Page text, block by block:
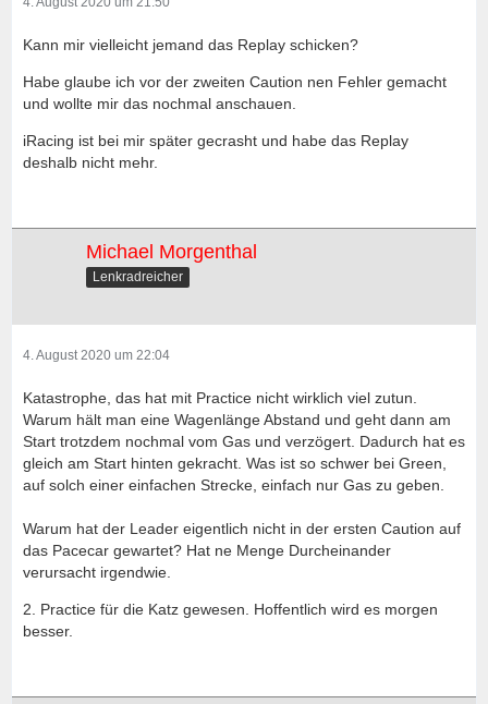
Kann mir vielleicht jemand das Replay schicken?
Habe glaube ich vor der zweiten Caution nen Fehler gemacht
und wollte mir das nochmal anschauen.
iRacing ist bei mir später gecrasht und habe das Replay
deshalb nicht mehr.
Michael Morgenthal
Lenkradreicher
4. August 2020 um 22:04
Katastrophe, das hat mit Practice nicht wirklich viel zutun.
Warum hält man eine Wagenlänge Abstand und geht dann am
Start trotzdem nochmal vom Gas und verzögert. Dadurch hat es
gleich am Start hinten gekracht. Was ist so schwer bei Green,
auf solch einer einfachen Strecke, einfach nur Gas zu geben.
Warum hat der Leader eigentlich nicht in der ersten Caution auf
das Pacecar gewartet? Hat ne Menge Durcheinander
verursacht irgendwie.
2. Practice für die Katz gewesen. Hoffentlich wird es morgen
besser.